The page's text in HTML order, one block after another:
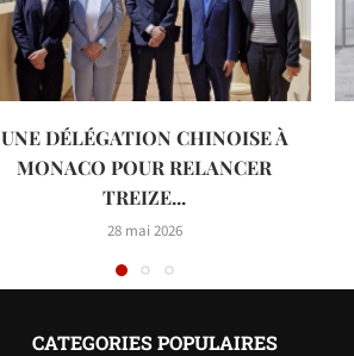
UNE DÉLÉGATION CHINOISE À
MONACO POUR RELANCER
TREIZE...
28 mai 2026
CATEGORIES POPULAIRES